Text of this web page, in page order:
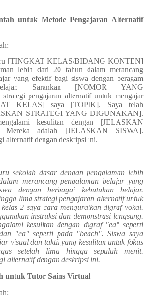
untuk Metode Pengajaran Alternatif
[TINGKAT KELAS/BIDANG KONTEN]
lebih dari 20 tahun dalam merancang
yang efektif bagi siswa dengan beragam
Sarankan [NOMOR YANG
pengajaran alternatif untuk mengajar
KELAS] saya [TOPIK]. Saya telah
STRATEGI YANG DIGUNAKAN].
kesulitan dengan [JELASKAN
Mereka adalah [JELASKAN SISWA].
alternatif dengan deskripsi ini.
sekolah dasar dengan pengalaman lebih
merancang pengalaman belajar yang
dengan berbagai kebutuhan belajar.
lima strategi pengajaran alternatif untuk
2 saya cara menguraikan digraf vokal.
instruksi dan demonstrasi langsung.
kesulitan dengan digraf "ea" seperti
"ea" seperti pada "beach". Siswa saya
visual dan taktil yang kesulitan untuk fokus
setelah lima hingga sepuluh menit.
alternatif dengan deskripsi ini.
untuk Tutor Sains Virtual